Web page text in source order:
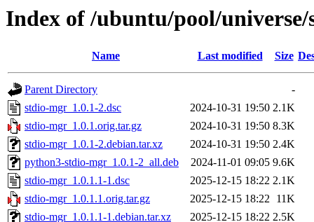
Index of /ubuntu/pool/
Name Last modified Size
Parent Directory
-
stdio-mgr_1.0.1-2.dsc
2024-10-31 19:50 2.1K
stdio-mgr_1.0.1.orig.tar.gz
2024-10-31 19:50 8.3K
stdio-mgr_1.0.1-2.debian.tar.xz
2024-10-31 19:50 2.4K
python3-stdio-mgr_1.0.1-2_all.deb
2024-11-01 09:05 9.6K
stdio-mgr_1.0.1.1-1.dsc
2025-12-15 18:22 2.1K
stdio-mgr_1.0.1.1.orig.tar.gz
2025-12-15 18:22 11K
stdio-mgr_1.0.1.1-1.debian.tar.xz
2025-12-15 18:22 2.5K